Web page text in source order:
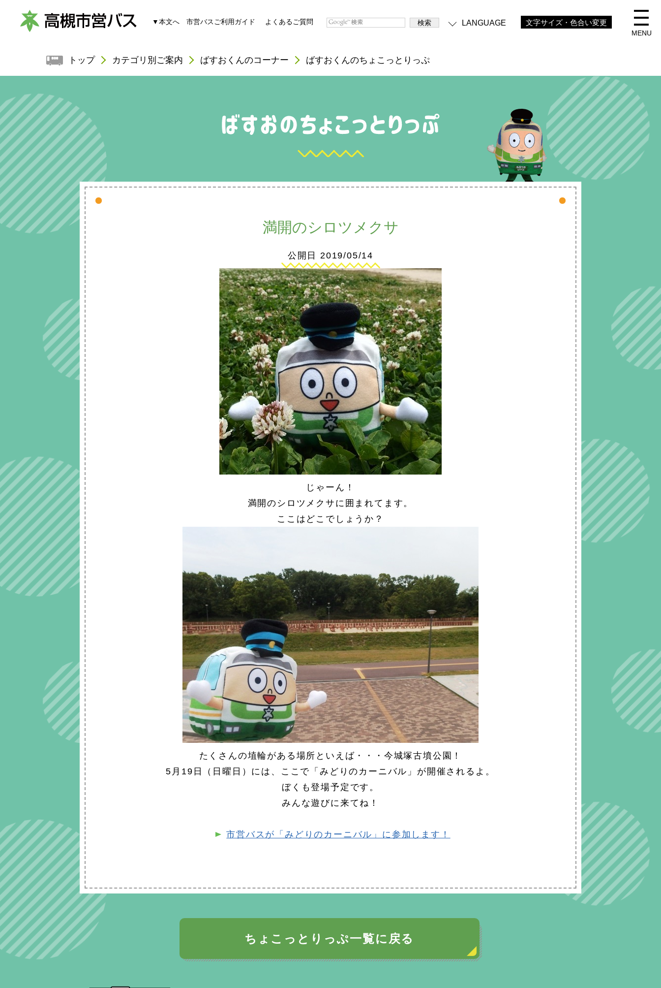
▼本文へ 市営バスご利用ガイド よくあるご質問 LANGUAGE
文字サイズ・色合い変更
MENU
トップ カテゴリ別ご案内 ばすおくんのコーナー ばすおくんのちょこっとりっぷ
満開のシロツメクサ
公開日 2019/05/14
じゃーん！
満開のシロツメクサに囲まれてます。
ここはどこでしょうか？
たくさんの埴輪がある場所といえば・・・今城塚古墳公園！
5月19日（日曜日）には、ここで「みどりのカーニバル」が開催されるよ。
ぼくも登場予定です。
みんな遊びに来てね！
市営バスが「みどりのカーニバル」に参加します！
ちょこっとりっぷ一覧に戻る